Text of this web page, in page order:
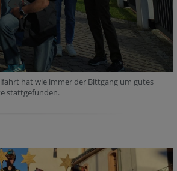
hat wie immer der Bittgang um gutes
stattgefunden.